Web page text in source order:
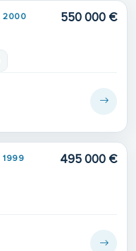
2000 550 000 €
1999 495 000 €